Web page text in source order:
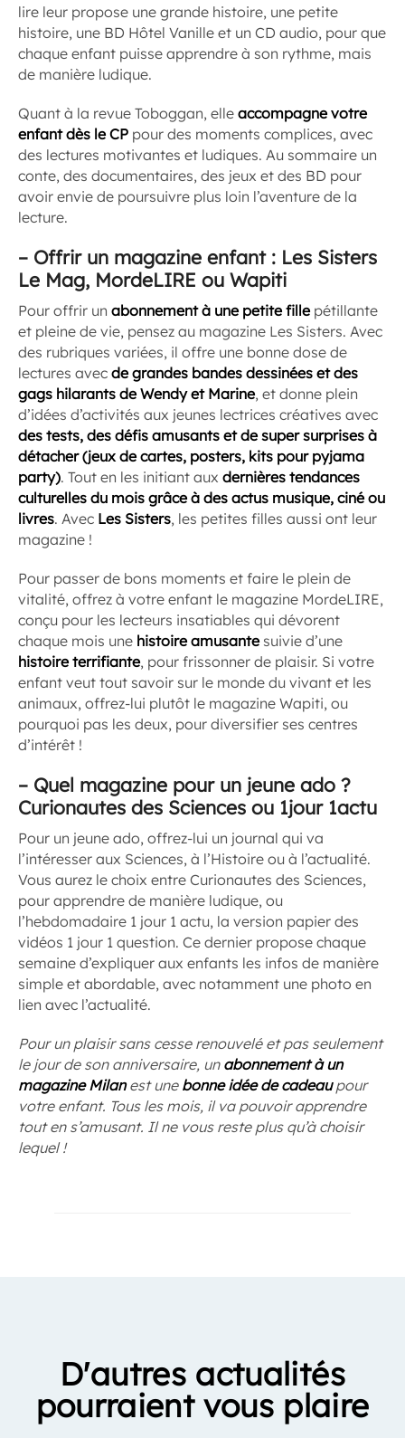
lire leur propose une grande histoire, une petite
histoire, une BD Hôtel Vanille et un CD audio, pour que
chaque enfant puisse apprendre à son rythme, mais
de manière ludique.
Quant à la revue Toboggan, elle accompagne votre
enfant dès le CP pour des moments complices, avec
des lectures motivantes et ludiques. Au sommaire un
conte, des documentaires, des jeux et des BD pour
avoir envie de poursuivre plus loin l’aventure de la
lecture.
– Offrir un magazine enfant : Les Sisters
Le Mag, MordeLIRE ou Wapiti
Pour offrir un abonnement à une petite fillepétillante
et pleine de vie, pensez au magazine Les Sisters. Avec
des rubriques variées, il offre une bonne dose de
lectures avec de grandes bandes dessinées et des
gags hilarants de Wendy et Marine, et donne plein
d’idées d’activités aux jeunes lectrices créatives avec
des tests, des défis amusants et de super surprises à
détacher (jeux de cartes, posters, kits pour pyjama
party). Tout en les initiant aux dernières tendances
culturelles du mois grâce à des actus musique, ciné ou
livres. Avec Les Sisters, les petites filles aussi ont leur
magazine !
Pour passer de bons moments et faire le plein de
vitalité, offrez à votre enfant le magazine MordeLIRE,
conçu pour les lecteurs insatiables qui dévorent
chaque mois une histoire amusantesuivie d’une
histoire terrifiante, pour frissonner de plaisir. Si votre
enfant veut tout savoir sur le monde du vivant et les
animaux, offrez-lui plutôt le magazine Wapiti, ou
pourquoi pas les deux, pour diversifier ses centres
d’intérêt !
– Quel magazine pour un jeune ado ?
Curionautes des Sciences ou 1jour 1actu
Pour un jeune ado, offrez-lui un journal qui va
l’intéresser aux Sciences, à l’Histoire ou à l’actualité.
Vous aurez le choix entre Curionautes des Sciences,
pour apprendre de manière ludique, ou
l’hebdomadaire 1 jour 1 actu, la version papier des
vidéos 1 jour 1 question. Ce dernier propose chaque
semaine d’expliquer aux enfants les infos de manière
simple et abordable, avec notamment une photo en
lien avec l’actualité.
Pour un plaisir sans cesse renouvelé et pas seulement
le jour de son anniversaire, un abonnement à un
magazine Milanest une bonne idée de cadeaupour
votre enfant. Tous les mois, il va pouvoir apprendre
tout en s’amusant. Il ne vous reste plus qu’à choisir
lequel !
D'autres actualités
pourraient vous plaire